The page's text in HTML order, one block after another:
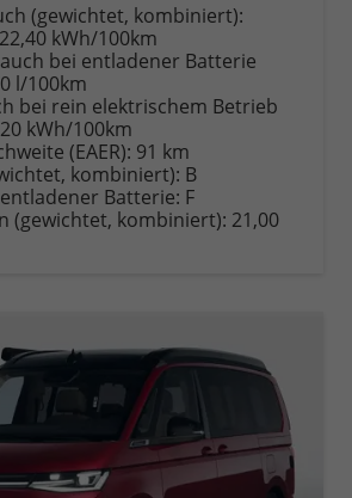
(gewichtet, kombiniert):
kWh/100km
bei entladener Batterie
l/100km
bei rein elektrischem Betrieb
kWh/100km
(EAER): 91 km
kombiniert): B
Batterie: F
(gewichtet, kombiniert): 21,00